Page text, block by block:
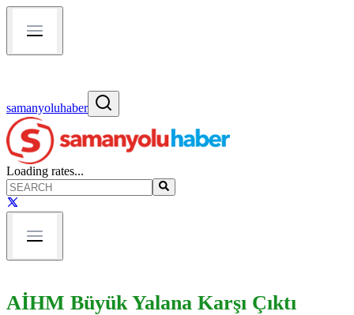
samanyoluhaber
Loading rates...
AİHM Büyük Yalana Karşı Çıktı